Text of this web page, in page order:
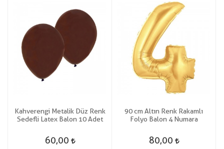
Kahverengi Metalik Düz Renk
Sedefli Latex Balon 10 Adet
60,00
90 cm Altın Renk Rakamlı
Folyo Balon 4 Numara
80,00